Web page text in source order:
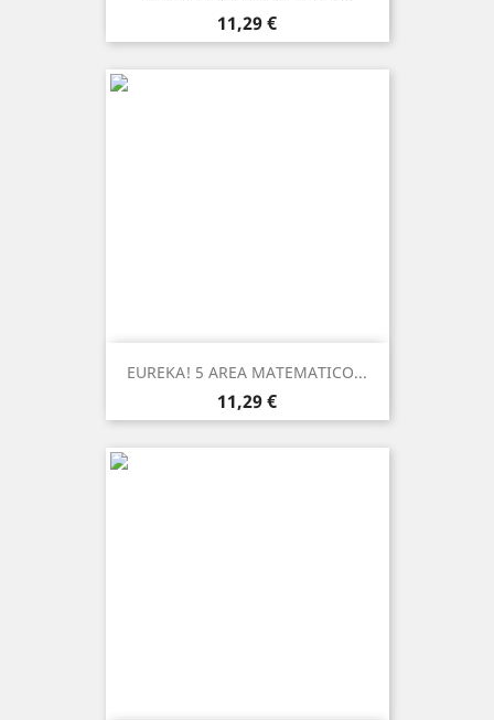
Prezzo
11,29 €
EUREKA! 5 AREA MATEMATICO...
Prezzo
11,29 €